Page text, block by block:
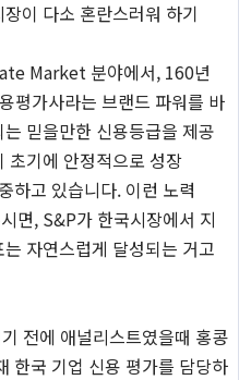
이 다소 혼란스러워 하기
Market 분야에서, 160년
평가사라는 브랜드 파워를 바
믿을만한 신용등급을 제공
초기에 안정적으로 성장
하고 있습니다. 이런 노력
면, S&P가 한국시장에서 지
자연스럽게 달성되는 거고
전에 애널리스트였을때 홍콩
한국 기업 신용 평가를 담당하